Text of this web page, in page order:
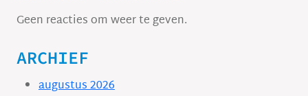
Geen reacties om weer te geven.
ARCHIEF
augustus 2026